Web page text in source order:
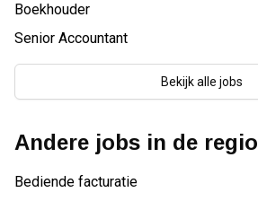
Boekhouder
Senior Accountant
Bekijk alle jobs
Andere jobs in de regio
Bediende facturatie